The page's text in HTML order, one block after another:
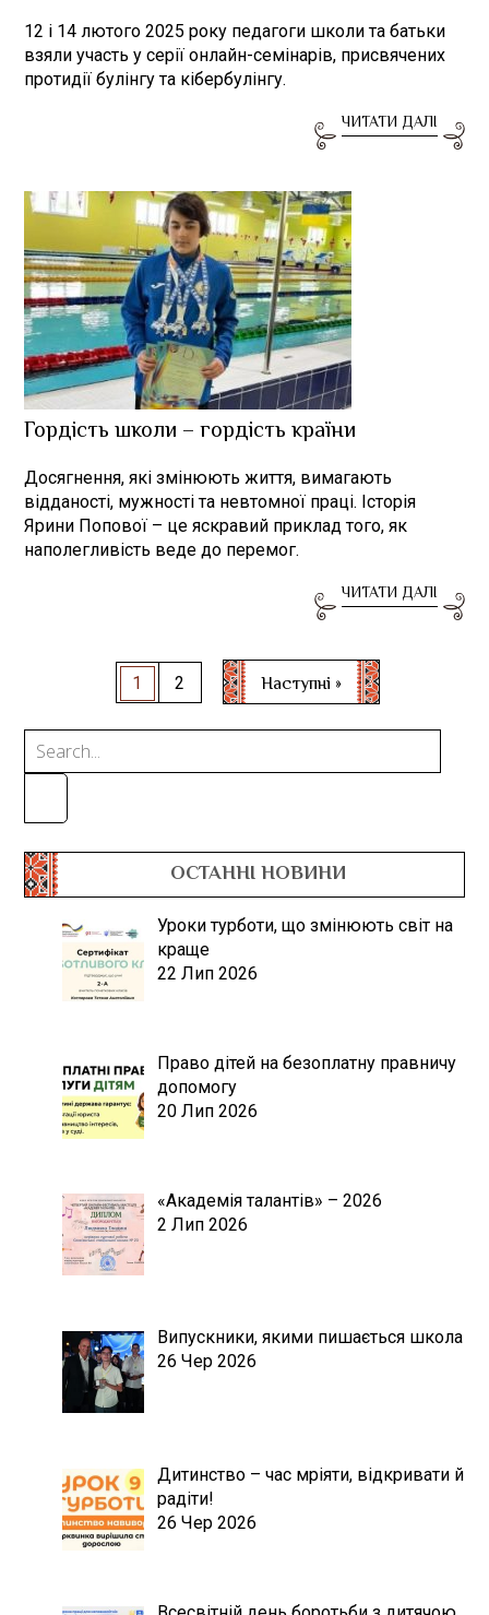
12 і 14 лютого 2025 року педагоги школи та батьки
взяли участь у серії онлайн-семінарів, присвячених
протидії булінгу та кібербулінгу.
ЧИТАТИ ДАЛІ
Гордість школи – гордість країни
Досягнення, які змінюють життя, вимагають
відданості, мужності та невтомної праці. Історія
Ярини Попової – це яскравий приклад того, як
наполегливість веде до перемог.
ЧИТАТИ ДАЛІ
Пагінація
записів
1 2 Наступні »
ОСТАННІ НОВИНИ
Уроки турботи, що змінюють світ на
краще
22 Лип 2026
Право дітей на безоплатну правничу
допомогу
20 Лип 2026
«Академія талантів» – 2026
2 Лип 2026
Випускники, якими пишається школа
26 Чер 2026
Дитинство – час мріяти, відкривати й
радіти!
26 Чер 2026